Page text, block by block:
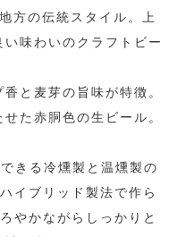
方の伝統スタイル。上
味わいのクラフトビー
と麦芽の旨味が特徴。
た赤胴色の生ビール。
きる冷燻製と温燻製の
イブリッド製法で作ら
やかながらしっかりと